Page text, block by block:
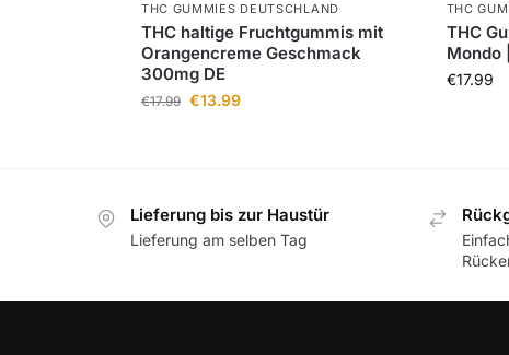
THC GUMMIES DEUTSCHLAND
THC haltige Fruchtgummis mit
Orangencreme Geschmack
300mg DE
€17.99 €13.99
THC
THC
Mondo
€17.99
Lieferung bis zur Haustür
Lieferung am selben Tag